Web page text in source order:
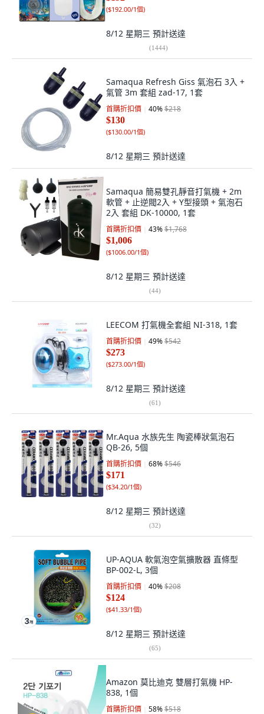
($192.00/1個)
8/12 星期三 預計送達
(1444)
Samaqua Refresh Giss 氣泡石 3入 +
氣管 3m 套組 zad-17, 1套
首購折扣價 40%$218
$130
($130.00/1個)
8/12 星期三 預計送達
Samaqua 簡易雙孔靜音打氣機 + 2m
軟管 + 止逆閥2入 + Y型接頭 + 氣泡石
2入 套組 DK-10000, 1套
首購折扣價 43%$1,768
$1,006
($1006.00/1個)
8/12 星期三 預計送達
(44)
LEECOM 打氣機全套組 NI-318, 1套
首購折扣價 49%$542
$273
($273.00/1個)
8/12 星期三 預計送達
(61)
Mr.Aqua 水族先生 陶瓷棒狀氣泡石
QB-26, 5個
首購折扣價 68%$546
$171
($34.20/1個)
8/12 星期三 預計送達
(32)
UP-AQUA 軟氣泡空氣擴散器 直條型
BP-002-L, 3個
首購折扣價 40%$208
$124
($41.33/1個)
8/12 星期三 預計送達
(65)
Amazon 莫比迪克 雙層打氣機 HP-
838, 1個
首購折扣價 58%$518